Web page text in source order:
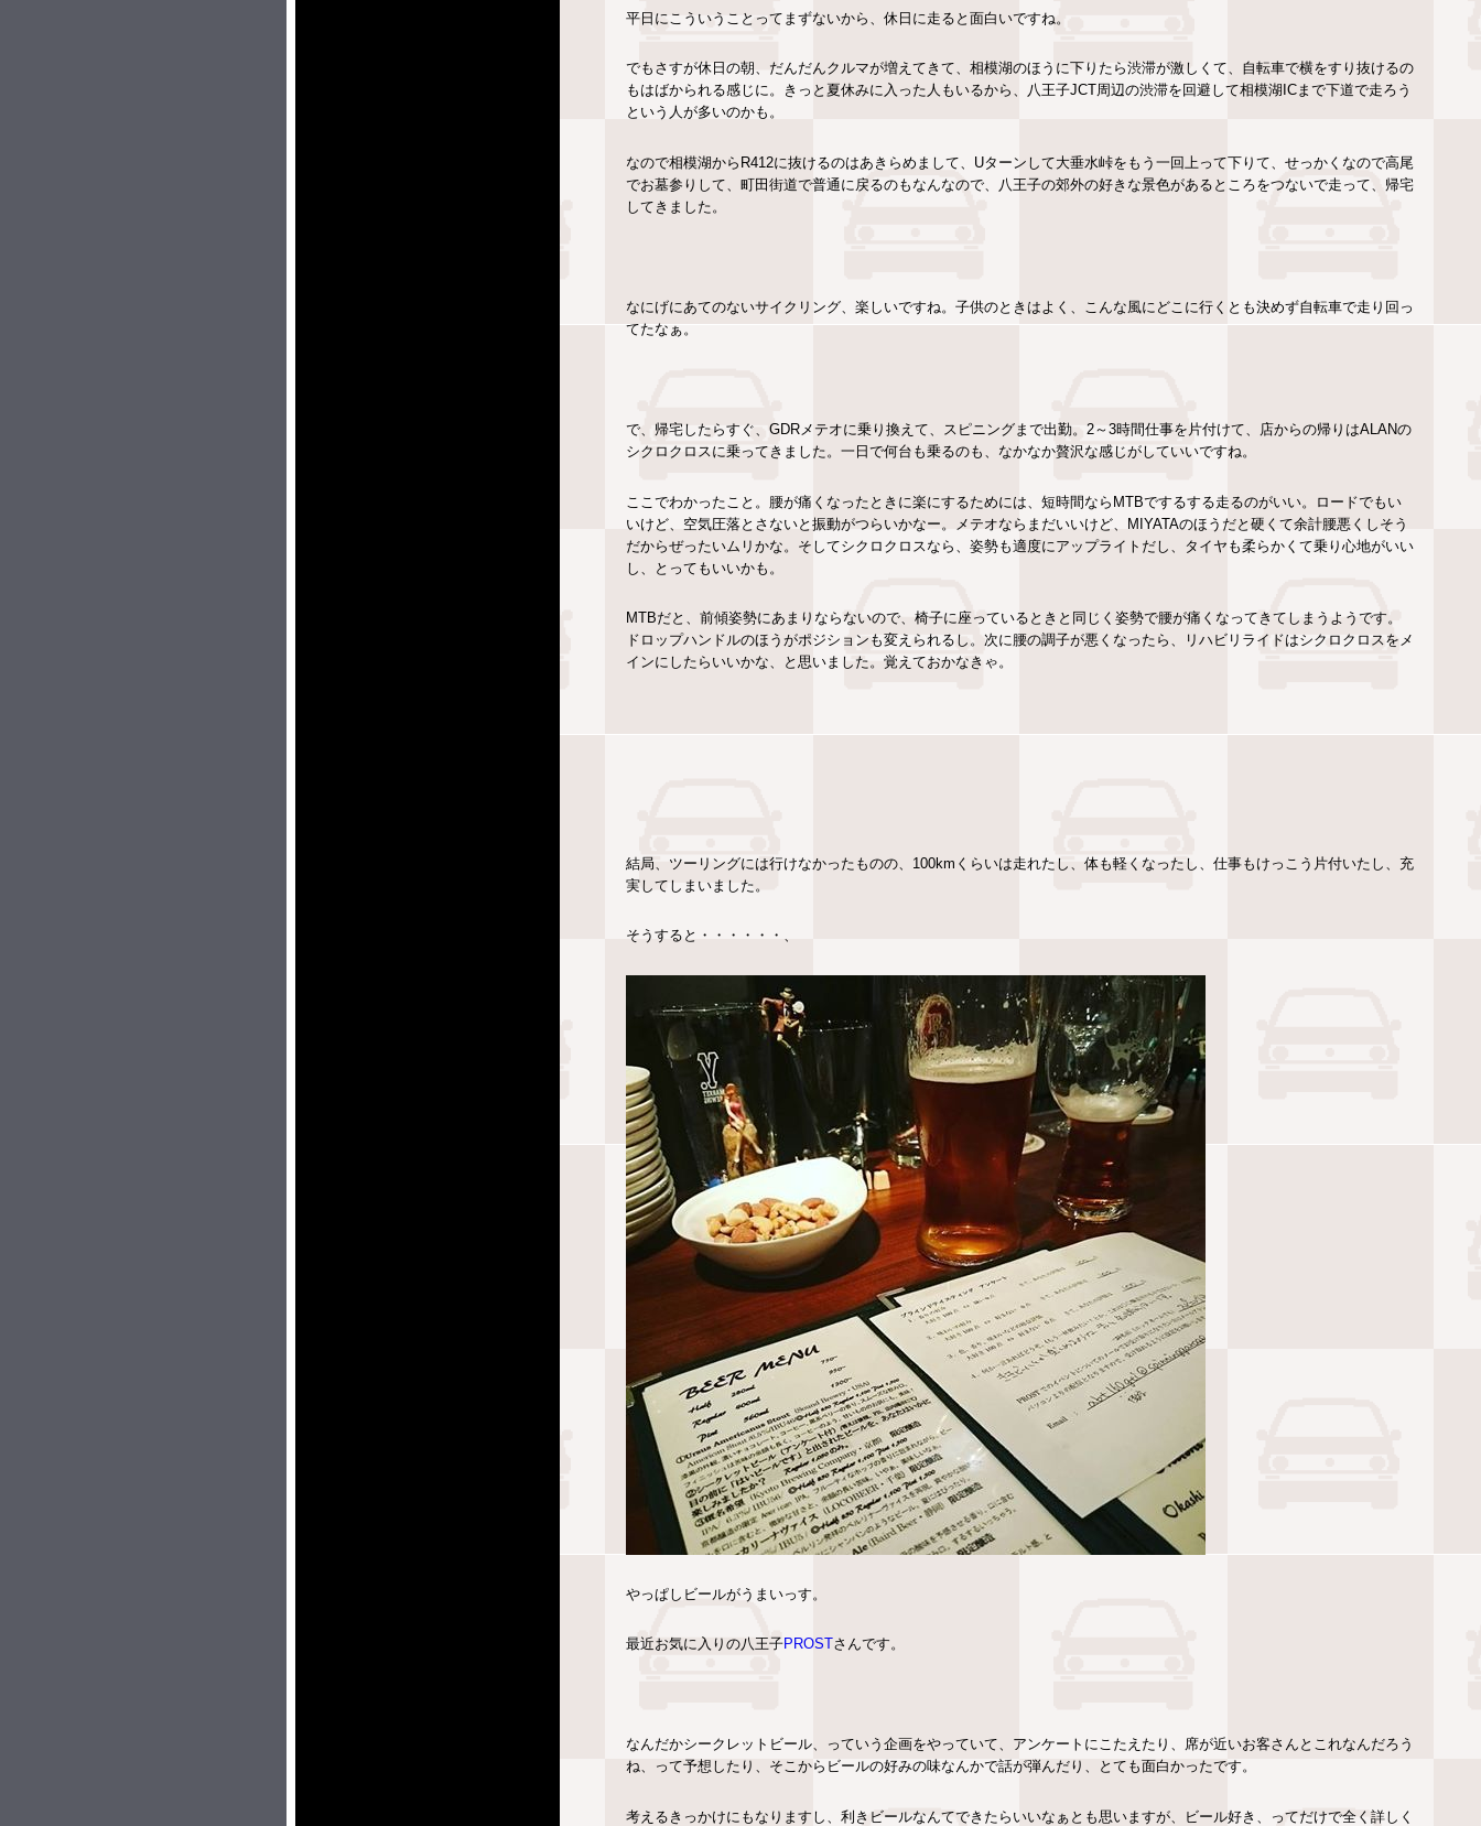
平日にこういうことってまずないから、休日に走ると面白いですね。
でもさすが休日の朝、だんだんクルマが増えてきて、相模湖のほうに下りたら渋滞が激しくて、自転車で横をすり抜けるの
もはばかられる感じに。きっと夏休みに入った人もいるから、八王子JCT周辺の渋滞を回避して相模湖ICまで下道で走ろう
という人が多いのかも。
なので相模湖からR412に抜けるのはあきらめまして、Uターンして大垂水峠をもう一回上って下りて、せっかくなので高尾
でお墓参りして、町田街道で普通に戻るのもなんなので、八王子の郊外の好きな景色があるところをつないで走って、帰宅
してきました。
なにげにあてのないサイクリング、楽しいですね。子供のときはよく、こんな風にどこに行くとも決めず自転車で走り回っ
てたなぁ。
で、帰宅したらすぐ、GDRメテオに乗り換えて、スピニングまで出勤。2～3時間仕事を片付けて、店からの帰りはALANの
シクロクロスに乗ってきました。一日で何台も乗るのも、なかなか贅沢な感じがしていいですね。
ここでわかったこと。腰が痛くなったときに楽にするためには、短時間ならMTBでするする走るのがいい。ロードでもい
いけど、空気圧落とさないと振動がつらいかなー。メテオならまだいいけど、MIYATAのほうだと硬くて余計腰悪くしそう
だからぜったいムリかな。そしてシクロクロスなら、姿勢も適度にアップライトだし、タイヤも柔らかくて乗り心地がいい
し、とってもいいかも。
MTBだと、前傾姿勢にあまりならないので、椅子に座っているときと同じく姿勢で腰が痛くなってきてしまうようです。
ドロップハンドルのほうがポジションも変えられるし。次に腰の調子が悪くなったら、リハビリライドはシクロクロスをメ
インにしたらいいかな、と思いました。覚えておかなきゃ。
結局、ツーリングには行けなかったものの、100kmくらいは走れたし、体も軽くなったし、仕事もけっこう片付いたし、充
実してしまいました。
そうすると・・・・・・、
やっぱしビールがうまいっす。
最近お気に入りの八王子PROSTさんです。
なんだかシークレットビール、っていう企画をやっていて、アンケートにこたえたり、席が近いお客さんとこれなんだろう
ね、って予想したり、そこからビールの好みの味なんかで話が弾んだり、とても面白かったです。
考えるきっかけにもなりますし、利きビールなんてできたらいいなぁとも思いますが、ビール好き、ってだけで全く詳しく